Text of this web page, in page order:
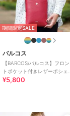
期間限定SALE
バルコス
【BARCOS/バルコス】フロン
トポケット付きレザーポシェ
ット
¥5,800